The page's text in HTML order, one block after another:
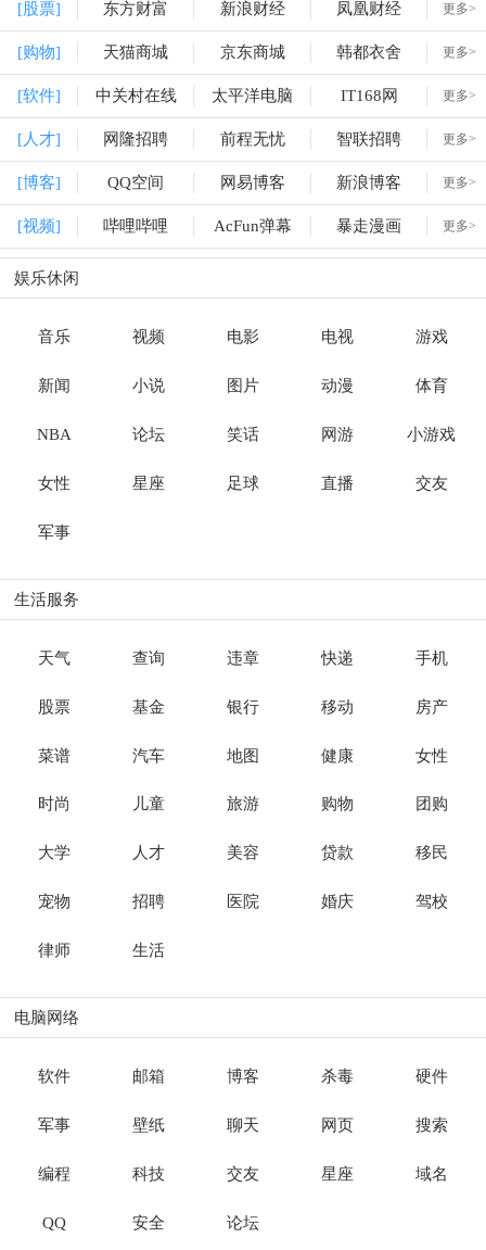
[股票] 东方财富 新浪财经 凤凰财经 更多>
[购物] 天猫商城 京东商城 韩都衣舍 更多>
[软件] 中关村在线 太平洋电脑 IT168网 更多>
[人才] 网隆招聘 前程无忧 智联招聘 更多>
[博客] QQ空间 网易博客 新浪博客 更多>
[视频] 哔哩哔哩 AcFun弹幕 暴走漫画 更多>
娱乐休闲
音乐 视频 电影 电视 游戏
新闻 小说 图片 动漫 体育
NBA 论坛 笑话 网游 小游戏
女性 星座 足球 直播 交友
军事
生活服务
天气 查询 违章 快递 手机
股票 基金 银行 移动 房产
菜谱 汽车 地图 健康 女性
时尚 儿童 旅游 购物 团购
大学 人才 美容 贷款 移民
宠物 招聘 医院 婚庆 驾校
律师 生活
电脑网络
软件 邮箱 博客 杀毒 硬件
军事 壁纸 聊天 网页 搜索
编程 科技 交友 星座 域名
QQ 安全 论坛